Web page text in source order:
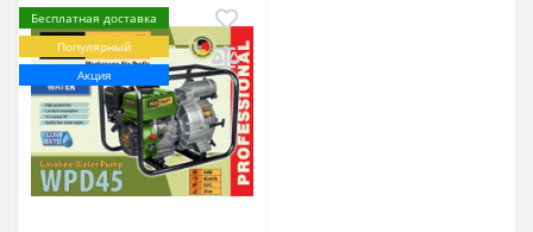
Бесплатная доставка
Популярный
Акция